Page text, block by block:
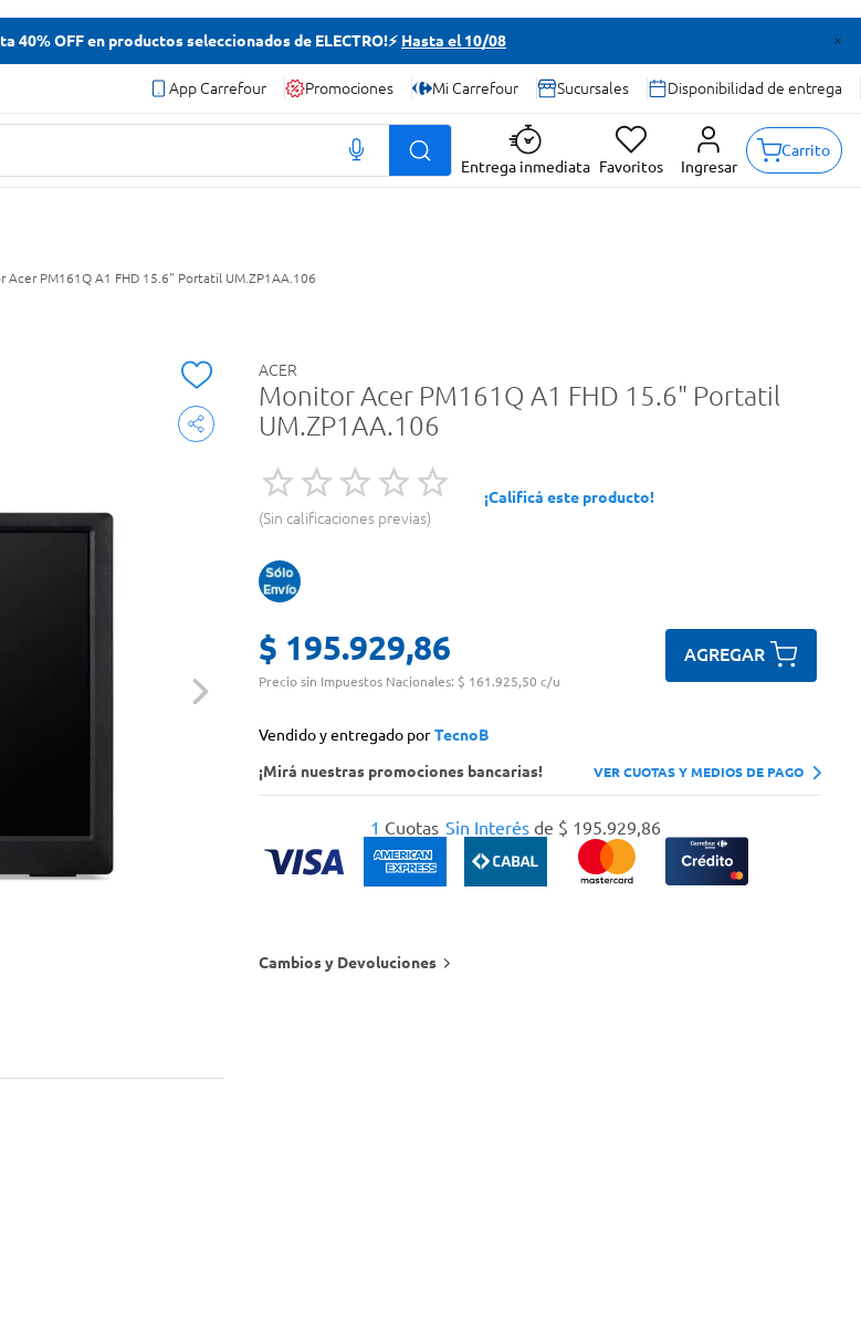
40% OFF en productos seleccionados de ELECTRO!⚡ Hasta el 10/08
App Carrefour Promociones Mi Carrefour Sucursales Disponibilidad de entrega
Entrega inmediata Favoritos Ingresar
Carrito
Acer PM161Q A1 FHD 15.6" Portatil UM.ZP1AA.106
ACER
Monitor Acer PM161Q A1 FHD 15.6" Portatil
UM.ZP1AA.106
Sin calificaciones previas
¡Calificá este producto!
$ 195.929,86
Precio sin Impuestos Nacionales: $ 161.925,50 c/u
AGREGAR
Vendido y entregado por TecnoB
¡Mirá nuestras promociones bancarias! VER CUOTAS Y MEDIOS DE PAGO
1 Cuotas Sin Interés de $ 195.929,86
Cambios y Devoluciones